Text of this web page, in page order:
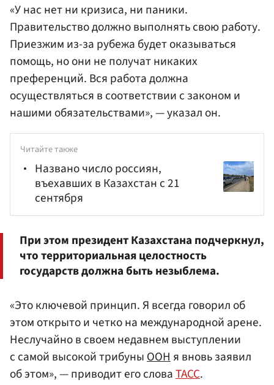
«У нас нет ни кризиса, ни паники.
Правительство должно выполнять свою работу.
Приезжим из-за рубежа будет оказываться
помощь, но они не получат никаких
преференций. Вся работа должна
осуществляться в соответствии с законом и
нашими обязательствами», — указал он.
Читайте также
Названо число россиян,
въехавших в Казахстан с 21
сентября
При этом президент Казахстана подчеркнул,
что территориальная целостность
государств должна быть незыблема.
«Это ключевой принцип. Я всегда говорил об
этом открыто и четко на международной арене.
Неслучайно в своем недавнем выступлении
с самой высокой трибуныООНя вновь заявил
об этом», — приводит его словаТАСС.